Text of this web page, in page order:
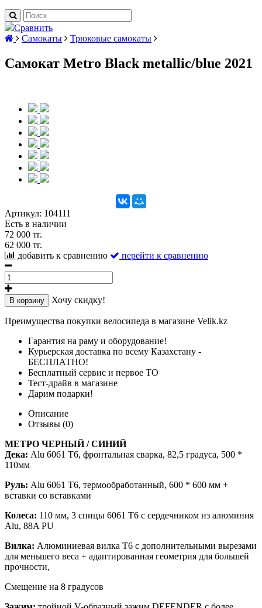
Сравнить
Самокаты
Трюковые самокаты
Самокат Metro Black metallic/blue 2021
Артикул: 104111
Есть в наличии
72 000 тг.
62 000 тг.
добавить к сравнению
перейти к сравнению
В корзину Хочу скидку!
Преимущества покупки велосипеда в магазине Velik.kz
Гарантия на раму и оборудование!
Курьерская доставка по всему Казахстану -
БЕСПЛАТНО!
Бесплатный сервис и первое ТО
Тест-драйв в магазине
Дарим подарки!
Описание
Отзывы (0)
МЕТРО ЧЕРНЫЙ / СИНИЙ
Дека: Alu 6061 T6, фронтальная сварка, 82,5 градуса, 500 *
110мм
Руль: Alu 6061 T6, термообработанный, 600 * 600 мм +
вставки со вставками
Колеса: 110 мм, 3 спицы 6061 T6 с сердечником из алюминия
Alu, 88A PU
Вилка: Алюминиевая вилка T6 с дополнительными вырезами
для меньшего веса + адаптированная геометрия для большей
прочности,
Смещение на 8 градусов